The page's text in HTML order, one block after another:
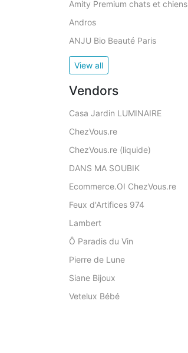
Amity Premium chats et chiens
Andros
ANJU Bio Beauté Paris
View all
Vendors
Casa Jardin LUMINAIRE
ChezVous.re
ChezVous.re (liquide)
DANS MA SOUBIK
Ecommerce.OI ChezVous.re
Feux d'Artifices 974
Lambert
Ô Paradis du Vin
Pierre de Lune
Siane Bijoux
Vetelux Bébé